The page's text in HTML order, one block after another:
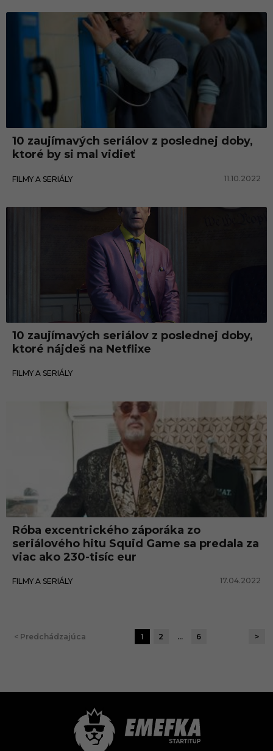
10 zaujímavých seriálov z poslednej doby,
ktoré by si mal vidieť
FILMY A SERIÁLY 11.10.2022
10 zaujímavých seriálov z poslednej doby,
ktoré nájdeš na Netflixe
FILMY A SERIÁLY
Róba excentrického záporáka zo
seriálového hitu Squid Game sa predala za
viac ako 230-tisíc eur
FILMY A SERIÁLY 17.04.2022
< Predchádzajúca 1 2 … 6 >